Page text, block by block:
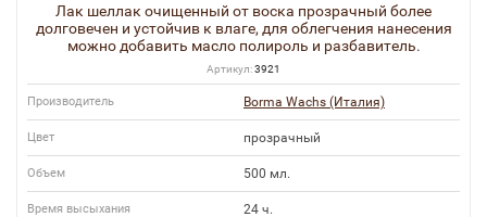
Лак шеллак очищенный от воска прозрачный более
долговечен и устойчив к влаге, для облегчения нанесения
можно добавить масло полироль и разбавитель.
Артикул:3921
Производитель Borma Wachs (Италия)
Цвет прозрачный
Объем 500 мл.
Время высыхания 24 ч.